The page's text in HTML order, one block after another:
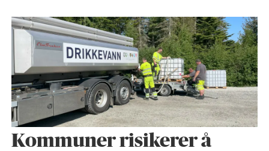
Kommuner risikerer å